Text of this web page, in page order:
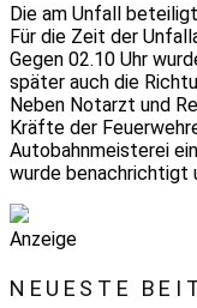
Die am Unfall
Für die Zeit der
Gegen 02.10 Uhr
später auch die
Neben Notarzt und
Kräfte der
Autobahnmeisterei
wurde benachrichtigt
Anzeige
NEUESTE